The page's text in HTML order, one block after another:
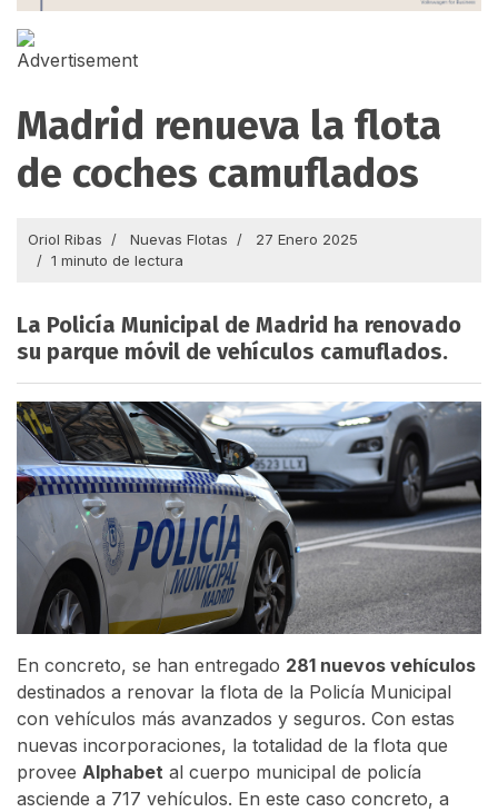
Madrid renueva la flota
de coches camuflados
Oriol Ribas Nuevas Flotas
27 Enero 2025
1 minuto de lectura
La Policía Municipal de Madrid ha renovado
su parque móvil de vehículos camuflados.
En concreto, se han entregado 281 nuevos vehículos
destinados a renovar la flota de la Policía Municipal
con vehículos más avanzados y seguros. Con estas
nuevas incorporaciones, la totalidad de la flota que
provee Alphabet al cuerpo municipal de policía
asciende a 717 vehículos. En este caso concreto, a